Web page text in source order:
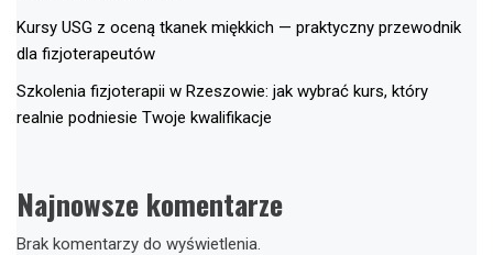
Kursy USG z oceną tkanek miękkich — praktyczny przewodnik
dla fizjoterapeutów
Szkolenia fizjoterapii w Rzeszowie: jak wybrać kurs, który
realnie podniesie Twoje kwalifikacje
Najnowsze komentarze
Brak komentarzy do wyświetlenia.